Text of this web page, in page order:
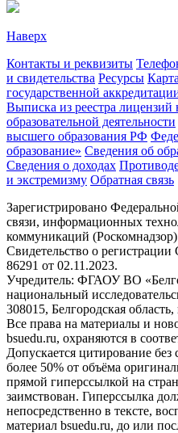
Наверх
Контакты и реквизиты
и свидетельства Ресурсы
государственной
Выписка из реестра лицензий
образовательной деятельности
высшего образования РФ
образование» Сведения об
Сведения о доходах
и экстремизму Обратная связь
Зарегистрировано
связи, информационных
коммуникаций
Свидетельство о
86291 от 02.11.2023.
Учредитель: ФГАОУ ВО
национальный
308015, Белгородская
Все права на материалы и
bsuedu.ru, охраняются в
Допускается цитирование без
более 50% от объёма
прямой гиперссылкой на
заимствован. Гиперссылка
непосредственно в тексте,
материал bsuedu.ru, до или